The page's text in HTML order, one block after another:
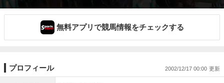
無料アプリで競馬情報をチェックする
プロフィール 2002/12/17 00:00